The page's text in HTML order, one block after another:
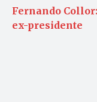
Fernando
ex-presidente